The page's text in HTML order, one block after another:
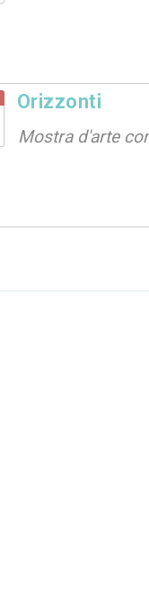
Orizzonti
Mostra d'arte